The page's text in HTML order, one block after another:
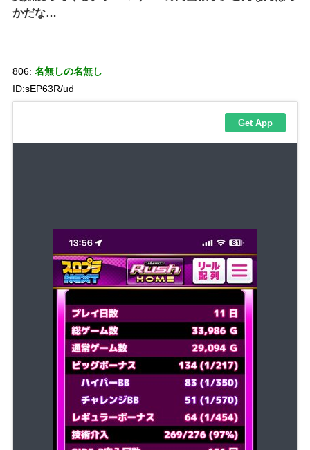
かだな…
806: 名無しの名無し
ID:sEP63R/ud